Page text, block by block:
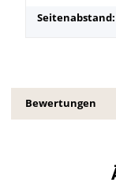
Seitenabstand:
Bewertungen